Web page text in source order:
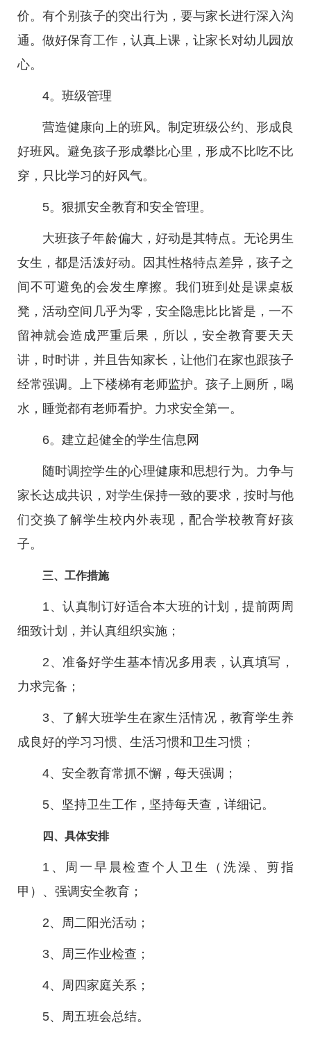
价。有个别孩子的突出行为，要与家长进行深入沟
通。做好保育工作，认真上课，让家长对幼儿园放
心。
4。班级管理
营造健康向上的班风。制定班级公约、形成良
好班风。避免孩子形成攀比心里，形成不比吃不比
穿，只比学习的好风气。
5。狠抓安全教育和安全管理。
大班孩子年龄偏大，好动是其特点。无论男生
女生，都是活泼好动。因其性格特点差异，孩子之
间不可避免的会发生摩擦。我们班到处是课桌板
凳，活动空间几乎为零，安全隐患比比皆是，一不
留神就会造成严重后果，所以，安全教育要天天
讲，时时讲，并且告知家长，让他们在家也跟孩子
经常强调。上下楼梯有老师监护。孩子上厕所，喝
水，睡觉都有老师看护。力求安全第一。
6。建立起健全的学生信息网
随时调控学生的心理健康和思想行为。力争与
家长达成共识，对学生保持一致的要求，按时与他
们交换了解学生校内外表现，配合学校教育好孩
子。
三、工作措施
1、认真制订好适合本大班的计划，提前两周
细致计划，并认真组织实施；
2、准备好学生基本情况多用表，认真填写，
力求完备；
3、了解大班学生在家生活情况，教育学生养
成良好的学习习惯、生活习惯和卫生习惯；
4、安全教育常抓不懈，每天强调；
5、坚持卫生工作，坚持每天查，详细记。
四、具体安排
1、周一早晨检查个人卫生（洗澡、剪指
甲）、强调安全教育；
2、周二阳光活动；
3、周三作业检查；
4、周四家庭关系；
5、周五班会总结。